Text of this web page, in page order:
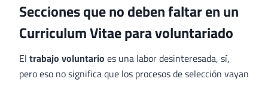
Secciones que no deben faltar en un
Curriculum Vitae para voluntariado
El trabajo voluntario es una labor desinteresada, sí,
pero eso no significa que los procesos de selección vayan